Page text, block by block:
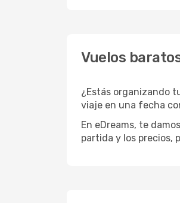
Vuelos
¿Estás organizando
viaje en una fecha
En eDreams, te
partida y los precios,